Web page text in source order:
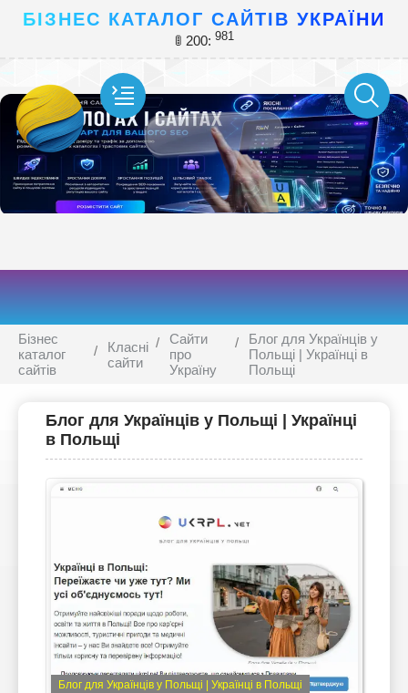
БІЗНЕС КАТАЛОГ САЙТІВ УКРАЇНИ
🚦 200: 981
Бізнес
каталог
сайтів
Класні
сайти
Сайти
про
Україну
Блог для Українців у
Польщі | Українці в
Польщі
Блог для Українців у Польщі | Українці
в Польщі
Блог для Українців у Польщі | Українці в Польщі